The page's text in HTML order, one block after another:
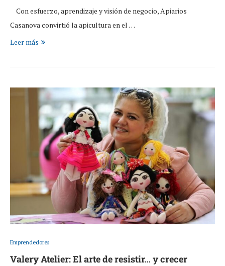
Con esfuerzo, aprendizaje y visión de negocio, Apiarios
Casanova convirtió la apicultura en el …
Leer más
Emprendedores
Valery Atelier: El arte de resistir… y crecer